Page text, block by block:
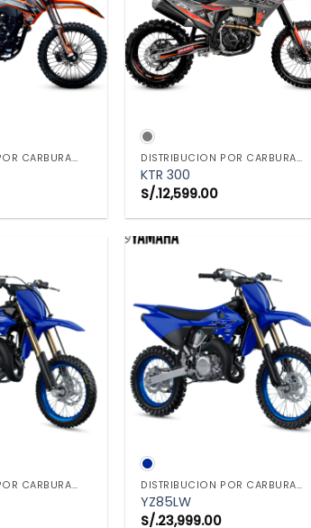
DISTRIBUCION POR CARBURADOR DISTRIBUCION POR CARBURADOR
KTR 300
S/.12,599.00
DISTRIBUCION POR CARBURADOR DISTRIBUCION POR CARBURADOR
YZ85LW
S/.23,999.00